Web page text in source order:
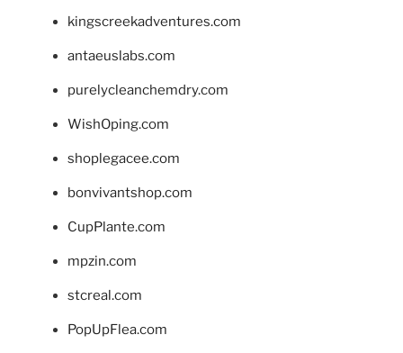
kingscreekadventures.com
antaeuslabs.com
purelycleanchemdry.com
WishOping.com
shoplegacee.com
bonvivantshop.com
CupPlante.com
mpzin.com
stcreal.com
PopUpFlea.com